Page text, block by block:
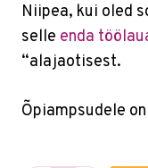
Niipea, kui oled
selle enda
“alajaotisest.
Õpiampsudele